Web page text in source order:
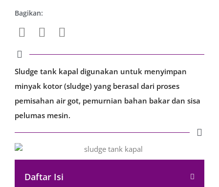
Bagikan:
Sludge tank kapal digunakan untuk menyimpan
minyak kotor (sludge) yang berasal dari proses
pemisahan air got, pemurnian bahan bakar dan sisa
pelumas mesin.
Daftar Isi